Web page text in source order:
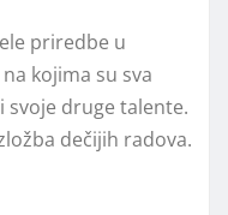
priredbe u
kojima su sva
svoje druge talente.
dečijih radova.